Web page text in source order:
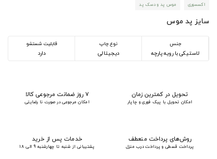
اکسسوری موس پد و دسک پد
سایز پد موس
جنس
لاستیکی با رویه پارچه
نوع چاپ
دیجیتالی
قابلیت شستشو
دارد
تحویل در کمترین زمان
امکان تحویل با پیک فوری و چاپار
۷ روز ضمانت مرجوعی کالا
امکان مرجوعی در صورت نا رضایتی
روش‌های پرداخت منعطف
پرداخت قسطی و پرداخت درب منزل
خدمات پس از خرید
پشتیبانی از شنبه تا چهارشنبه 9 الی 18